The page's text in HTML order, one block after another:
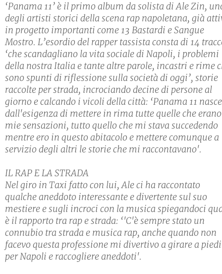
‘Panama 11’ è il primo album da solista di Ale Zin,
degli artisti storici della scena rap napoletana, già
in progetto importanti come 13 Bastardi e Sangue
Mostro. L’esordio del rapper tassista consta di 14
‘che scandagliano la vita sociale di Napoli, i problemi
della nostra Italia e tante altre parole, incastri e rime
sono spunti di riflessione sulla società di oggi’, storie
raccolte per strada, incrociando decine di persone al
giorno e calcando i vicoli della città: ‘Panama 11 nasce
dall'esigenza di mettere in rima tutte quelle che
mie sensazioni, tutto quello che mi stava succedendo
mentre ero in questo abitacolo e mettere comunque a
servizio degli altri le storie che mi raccontavano'.
IL RAP E LA STRADA
Nel giro in Taxi fatto con lui, Ale ci ha raccontato
qualche aneddoto interessante e divertente sul suo
mestiere e sugli incroci con la musica spiegandoci
è il rapporto tra rap e strada: ‘'C'è sempre stato un
connubio tra strada e musica rap, anche quando non
facevo questa professione mi divertivo a girare a piedi
per Napoli e raccogliere aneddoti'.